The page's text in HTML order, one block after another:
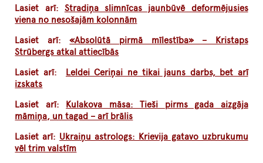
Lasiet arī: Stradiņa slimnīcas jaunbūvē deformējusies
viena no nesošajām kolonnām
Lasiet arī:«Absolūtā pirmā mīlestība» – Kristaps
Strūbergs atkal attiecībās
Lasiet arī:
Leldei Ceriņai ne tikai jauns darbs, bet arī
izskats
Lasiet arī:
Kulakova māsa: Tieši pirms gada aizgāja
māmiņa, un tagad – arī brālis
Lasiet arī: Ukraiņu astrologs: Krievija gatavo uzbrukumu
vēl trim valstīm